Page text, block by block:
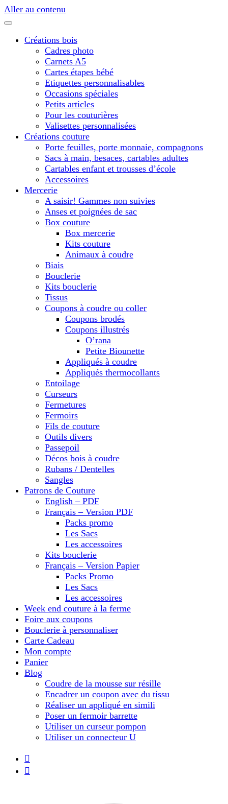
Aller au contenu
Créations bois
Cadres photo
Carnets A5
Cartes étapes bébé
Etiquettes personnalisables
Occasions spéciales
Petits articles
Pour les couturières
Valisettes personnalisées
Créations couture
Porte feuilles, porte monnaie, compagnons
Sacs à main, besaces, cartables adultes
Cartables enfant et trousses d’école
Accessoires
Mercerie
A saisir! Gammes non suivies
Anses et poignées de sac
Box couture
Box mercerie
Kits couture
Animaux à coudre
Biais
Bouclerie
Kits bouclerie
Tissus
Coupons à coudre ou coller
Coupons brodés
Coupons illustrés
O’rana
Petite Biounette
Appliqués à coudre
Appliqués thermocollants
Entoilage
Curseurs
Fermetures
Fermoirs
Fils de couture
Outils divers
Passepoil
Décos bois à coudre
Rubans / Dentelles
Sangles
Patrons de Couture
English – PDF
Français – Version PDF
Packs promo
Les Sacs
Les accessoires
Kits bouclerie
Français – Version Papier
Packs Promo
Les Sacs
Les accessoires
Week end couture à la ferme
Foire aux coupons
Bouclerie à personnaliser
Carte Cadeau
Mon compte
Panier
Blog
Coudre de la mousse sur résille
Encadrer un coupon avec du tissu
Réaliser un appliqué en simili
Poser un fermoir barrette
Utiliser un curseur pompon
Utiliser un connecteur U